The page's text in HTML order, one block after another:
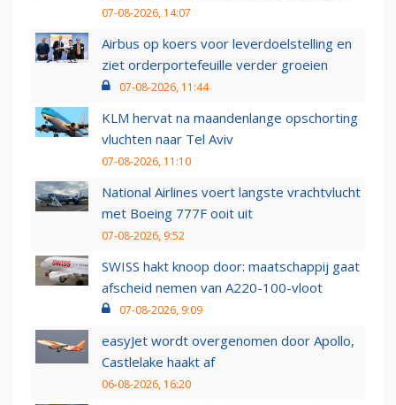
07-08-2026, 14:07
Airbus op koers voor leverdoelstelling en
ziet orderportefeuille verder groeien
07-08-2026, 11:44
KLM hervat na maandenlange opschorting
vluchten naar Tel Aviv
07-08-2026, 11:10
National Airlines voert langste vrachtvlucht
met Boeing 777F ooit uit
07-08-2026, 9:52
SWISS hakt knoop door: maatschappij gaat
afscheid nemen van A220-100-vloot
07-08-2026, 9:09
easyJet wordt overgenomen door Apollo,
Castlelake haakt af
06-08-2026, 16:20